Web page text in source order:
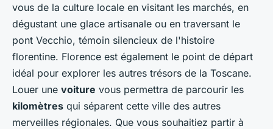
vous de la culture locale en visitant les marchés, en
dégustant une glace artisanale ou en traversant le
pont Vecchio, témoin silencieux de l'histoire
florentine. Florence est également le point de départ
idéal pour explorer les autres trésors de la Toscane.
Louer une voiture vous permettra de parcourir les
kilomètres qui séparent cette ville des autres
merveilles régionales. Que vous souhaitiez partir à